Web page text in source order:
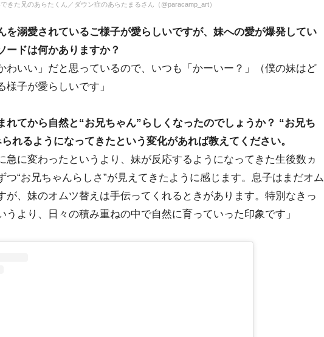
きた兄のあらたくん／ダウン症のあらたまるさん（@paracamp_art）
溺愛されているご様子が愛らしいですが、妹への愛が爆発してい
ードは何かありますか？
わいい」だと思っているので、いつも「かーいー？」（僕の妹はど
様子が愛らしいです」
てから自然と“お兄ちゃん”らしくなったのでしょうか？ “お兄ち
れるようになってきたという変化があれば教えてください。
急に変わったというより、妹が反応するようになってきた生後数ヵ
つ“お兄ちゃんらしさ”が見えてきたように感じます。息子はまだオム
が、妹のオムツ替えは手伝ってくれるときがあります。特別なきっ
うより、日々の積み重ねの中で自然に育っていった印象です」